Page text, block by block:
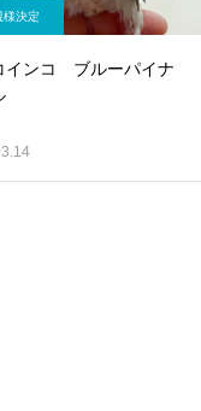
様決定
インコ ブルーパイナ